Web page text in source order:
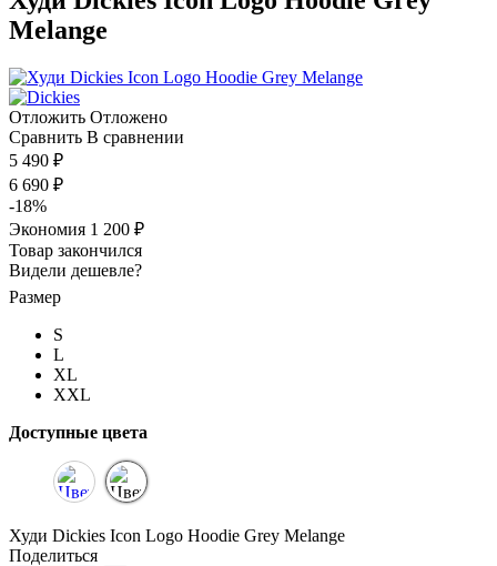
Melange
Отложить Отложено
Сравнить В сравнении
5 490 ₽
6 690 ₽
-18%
Экономия 1 200 ₽
Товар закончился
Видели дешевле?
Размер
S
L
XL
XXL
Доступные цвета
Худи Dickies Icon Logo Hoodie Grey Melange
Поделиться